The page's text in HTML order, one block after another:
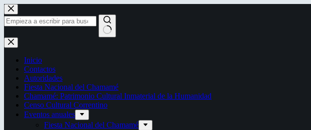
Saltar
al
contenido
Sin
resultados
Inicio
Contactos
Autoridades
Fiesta Nacional del Chamamé
Chamamé: Patrimonio Cultural Inmaterial de la Humanidad
Censo Cultural Correntino
Eventos anuales
Fiesta Nacional del Chamamé